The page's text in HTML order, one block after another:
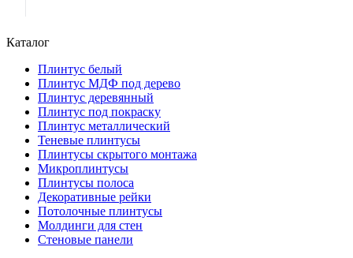
Каталог
Плинтус белый
Плинтус МДФ под дерево
Плинтус деревянный
Плинтус под покраску
Плинтус металлический
Теневые плинтусы
Плинтусы скрытого монтажа
Микроплинтусы
Плинтусы полоса
Декоративные рейки
Потолочные плинтусы
Молдинги для стен
Стеновые панели